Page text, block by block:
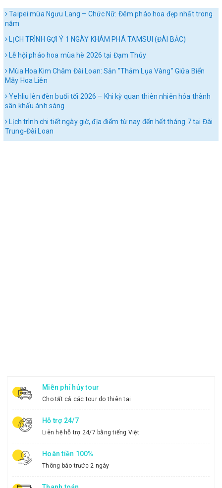
Taipei mùa Ngưu Lang – Chức Nữ: Đêm pháo hoa đẹp nhất trong
năm
LỊCH TRÌNH GỢI Ý 1 NGÀY KHÁM PHÁ TAMSUI (ĐÀI BẮC)
Lễ hội pháo hoa mùa hè 2026 tại Đạm Thủy
Mùa Hoa Kim Châm Đài Loan: Săn "Thảm Lụa Vàng" Giữa Biển
Mây Hoa Liên
Yehliu lên đèn buổi tối 2026 – Khi kỳ quan thiên nhiên hóa thành
sân khấu ánh sáng
Lịch trình chi tiết ngày giờ, địa điểm từ nay đến hết tháng 7 tại Đài
Trung-Đài Loan
Miễn phí hủy tour
Cho tất cả các tour do thiên tai
Hỗ trợ 24/7
Liên hệ hỗ trợ 24/7 bằng tiếng Việt
Hoàn tiền 100%
Thông báo trước 2 ngày